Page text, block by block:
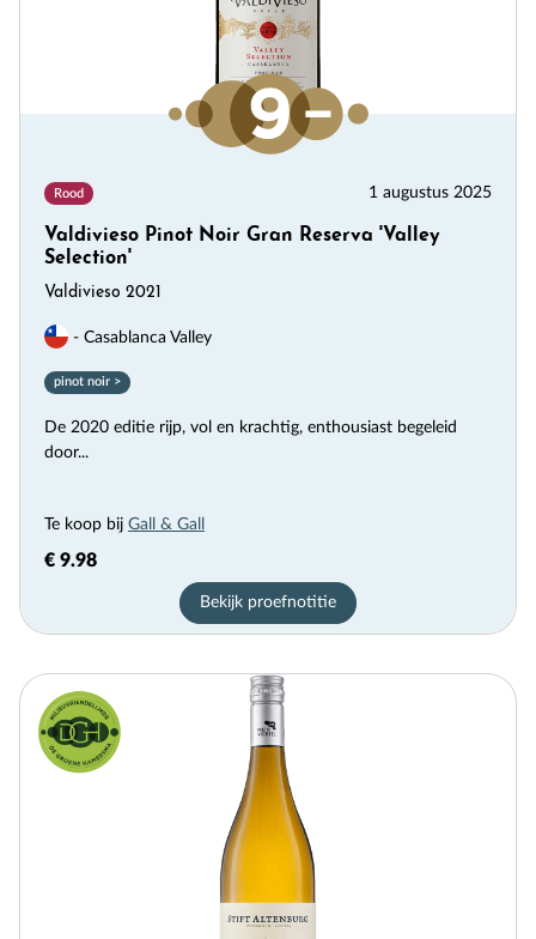
Rood 1 augustus 2025
Valdivieso Pinot Noir Gran Reserva 'Valley
Selection'
Valdivieso 2021
- Casablanca Valley
pinot noir >
De 2020 editie rijp, vol en krachtig, enthousiast begeleid
door...
Te koop bij Gall & Gall
€ 9.98
Bekijk proefnotitie